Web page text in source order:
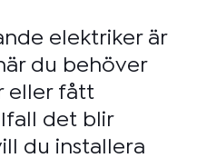
elektriker är
du behöver
eller fått
det blir
du installera